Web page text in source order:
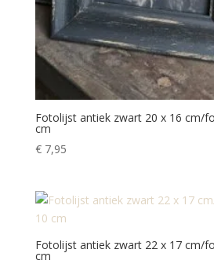
Fotolijst antiek zwart 20 x 16 cm/
cm
€7,95
Fotolijst antiek zwart 22 x 17 cm/
cm